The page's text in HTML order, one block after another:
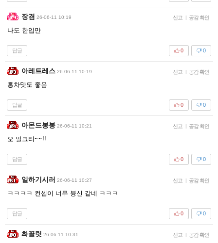
장겸 26-06-11 10:19 신고 | 공감 확인
나도 한입만
답글 0
0
아레트레스 26-06-11 10:19 신고 | 공감 확인
홍차맛도 좋음
답글 0
0
아몬드봉봉 26-06-11 10:21 신고 | 공감 확인
오 밀크티~~!!
답글 0
0
일하기시러 26-06-11 10:27 신고 | 공감 확인
ㅋㅋㅋㅋ 컨셉이 너무 븅신 같네 ㅋㅋㅋ
답글 0
0
촤꼴릿 26-06-11 10:31 신고 | 공감 확인